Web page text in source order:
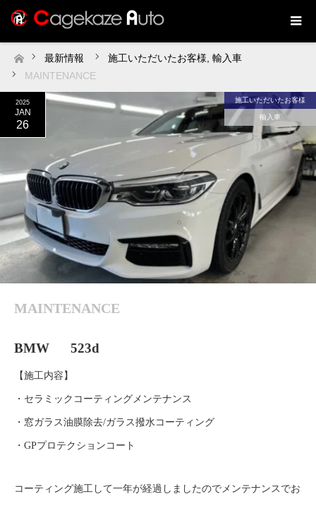
ホーム
最新情報 施工いただいたお客様 輸入車
MAINTENANCE
2025
JAN
26
施工いただいたお客様
輸入車
MAINTENANCE
BMW 523d
【施工内容】
・セラミックコーティングメンテナンス
・窓ガラス油膜除去/ガラス撥水コーティング
・GPプロテクションコート
コーティング施工して一年が経過しましたのでメンテナンスでお